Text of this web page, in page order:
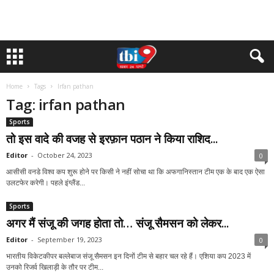
Home Tags Irfan pathan
Tag: irfan pathan
Sports
तो इस वादे की वजह से इरफ़ान पठान ने किया राशिद...
Editor - October 24, 2023 0
आसीसी वनडे विश्व कप शुरू होने पर किसी ने नहीं सोचा था कि अफगानिस्तान टीम एक के बाद एक ऐसा
उलटफेर करेगी। पहले इंग्लैंड...
Sports
अगर मैं संजू की जगह होता तो… संजू सैमसन को लेकर...
Editor - September 19, 2023 0
भारतीय विकेटकीपर बल्लेबाज संजू सैमसन इन दिनों टीम से बहार चल रहे हैं। एशिया कप 2023 में
उनको रिजर्व खिलाड़ी के तौर पर टीम...